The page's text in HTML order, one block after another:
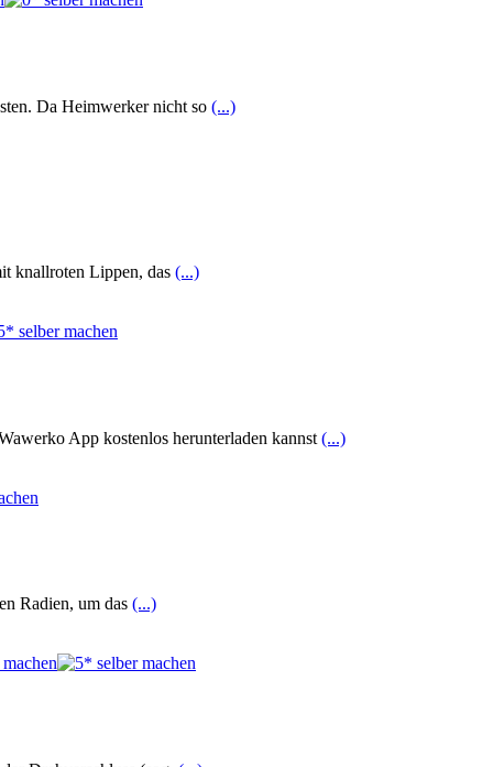
Da Heimwerker nicht so (...)
knallroten Lippen, das (...)
App kostenlos herunterladen kannst (...)
Radien, um das (...)